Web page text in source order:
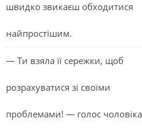
швидко звикаєш обходитися
найпростішим.
— Ти взяла її сережки, щоб
розрахуватися зі своїми
проблемами! — голос чоловіка